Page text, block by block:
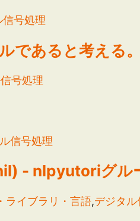
信号処理
であると考える。
号処理
信号処理
- nlpyutoriグル
ライブラリ・言語,デジタル